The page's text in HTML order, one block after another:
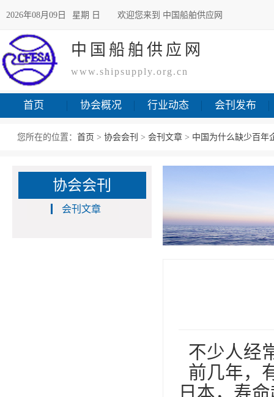
2026年08月09日 星期 日 欢迎您来到 中国船舶供应网
中国船舶供应网
www.shipsupply.org.cn
首页 协会概况 行业动态 会刊发布
您所在的位置： 首页 > 协会会刊 > 会刊文章 > 中国为什么缺少百年
协会会刊
会刊文章
不少人经
前几年，
日本，寿